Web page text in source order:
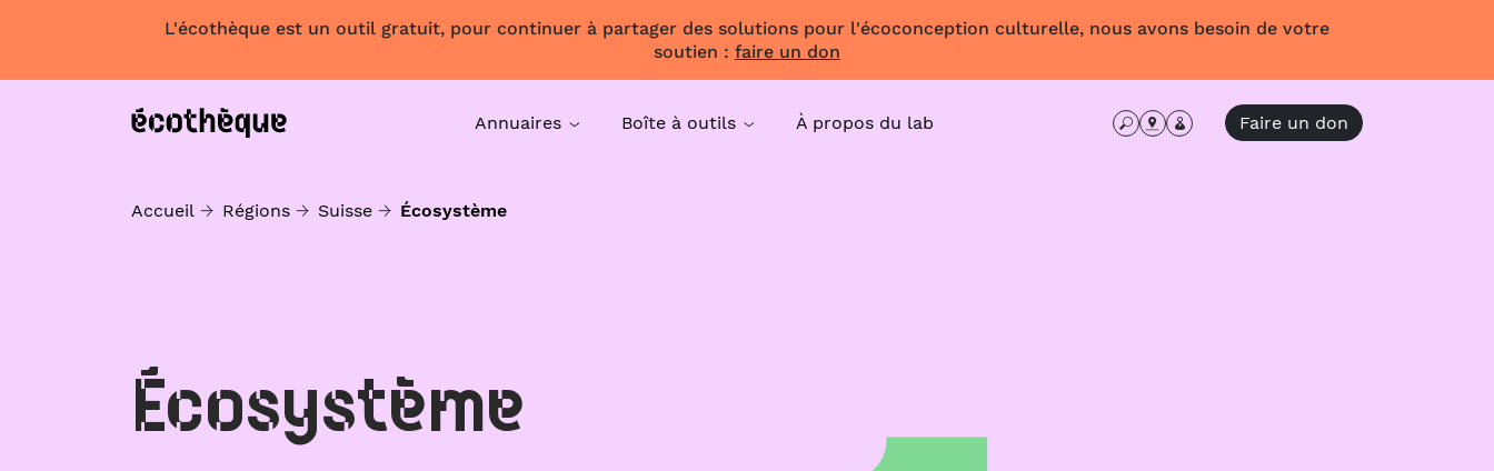
L'écothèque est un outil gratuit, pour continuer à partager des solutions pour l'écoconception culturelle, nous avons besoin de votre
soutien : faire un don
Annuaires Boîte à outils À propos du lab Faire un don
Accueil Régions Suisse Écosystème
Écosystème